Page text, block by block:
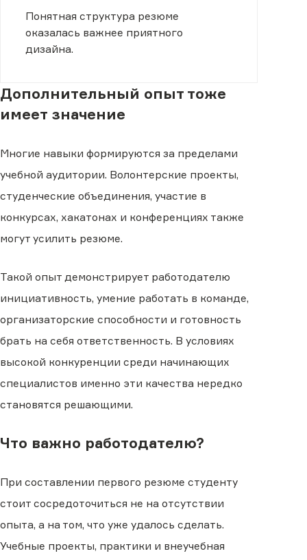
Понятная структура резюме
оказалась важнее приятного
дизайна.
Дополнительный опыт тоже
имеет значение
Многие навыки формируются за пределами
учебной аудитории. Волонтерские проекты,
студенческие объединения, участие в
конкурсах, хакатонах и конференциях также
могут усилить резюме.
Такой опыт демонстрирует работодателю
инициативность, умение работать в команде,
организаторские способности и готовность
брать на себя ответственность. В условиях
высокой конкуренции среди начинающих
специалистов именно эти качества нередко
становятся решающими.
Что важно работодателю?
При составлении первого резюме студенту
стоит сосредоточиться не на отсутствии
опыта, а на том, что уже удалось сделать.
Учебные проекты, практики и внеучебная